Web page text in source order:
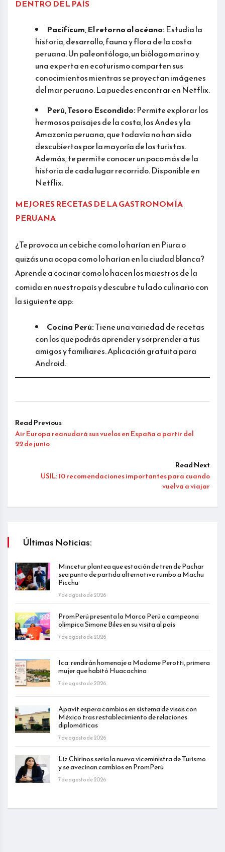
DENTRO DEL PAÍS
Pacíficum, El retorno al océano:Estudia la
historia, desarrollo, fauna y flora de la costa
peruana. Un paleontólogo, un biólogo marino y
una experta en ecoturismo comparten sus
conocimientos mientras se proyectan imágenes
del mar peruano. La puedes encontrar en Netflix.
Perú, Tesoro Escondido:Permite explorar los
hermosos paisajes de la costa, los Andes y la
Amazonía peruana, que todavía no han sido
descubiertos por la mayoría de los turistas.
Además, te permite conocer un poco más de la
historia de cada lugar recorrido. Disponible en
Netflix.
MEJORES RECETAS DE LA GASTRONOMÍA
PERUANA
¿Te provoca un cebiche como lo harían en Piura o
quizás una ocopa como lo harían en la ciudad blanca?
Aprende a cocinar como lo hacen los maestros de la
comida en nuestro país y descubre tu lado culinario con
la siguiente app:
Cocina Perú:Tiene una variedad de recetas
con los que podrás aprender y sorprender a tus
amigos y familiares. Aplicación gratuita para
Android.
Read Previous
Air Europa reanudará sus vuelos en España a partir del
22 de junio
Read Next
USIL: 10 recomendaciones importantes para cuando
vuelva a viajar
Últimas Noticias:
Mincetur plantea que estación de tren de Pachar
sea punto de partida alternativo rumbo a Machu
Picchu
7 de agosto de 2026
PromPerú presenta la Marca Perú a campeona
olímpica Simone Biles en su visita al país
7 de agosto de 2026
Ica: rendirán homenaje a Madame Perotti, primera
mujer que habitó Huacachina
7 de agosto de 2026
Apavit espera cambios en sistema de visas con
México tras restablecimiento de relaciones
diplomáticas
7 de agosto de 2026
Liz Chirinos sería la nueva viceministra de Turismo
y se avecinan cambios en PromPerú
7 de agosto de 2026